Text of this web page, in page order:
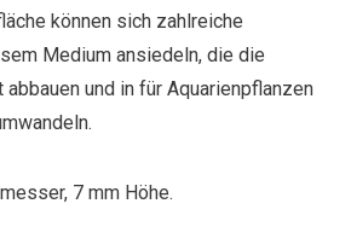
können sich zahlreiche
Medium ansiedeln, die die
und in für Aquarienpflanzen
7 mm Höhe.